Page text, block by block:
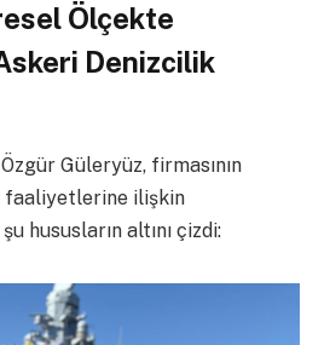
Ölçekte
Denizcilik
Güleryüz, firmasının
faaliyetlerine ilişkin
hususların altını çizdi: